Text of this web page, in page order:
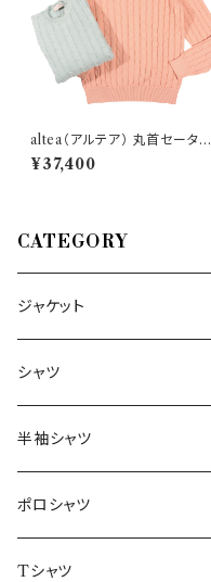
altea（アルテア） 丸首セーター
2051030 29932
¥37,400
CATEGORY
ジャケット
～44/S
46/M
48/L
50/XL～
シャツ
～44/S
46/M
48/L
半袖シャツ
～44/S
46/M
ポロシャツ
～44/S
Tシャツ